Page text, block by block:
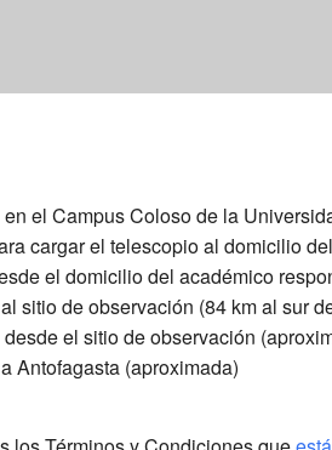
el Campus Coloso de la
cargar el telescopio al domicilio
el domicilio del académico
sitio de observación (84 km al sur
el sitio de observación
Antofagasta (aproximada)